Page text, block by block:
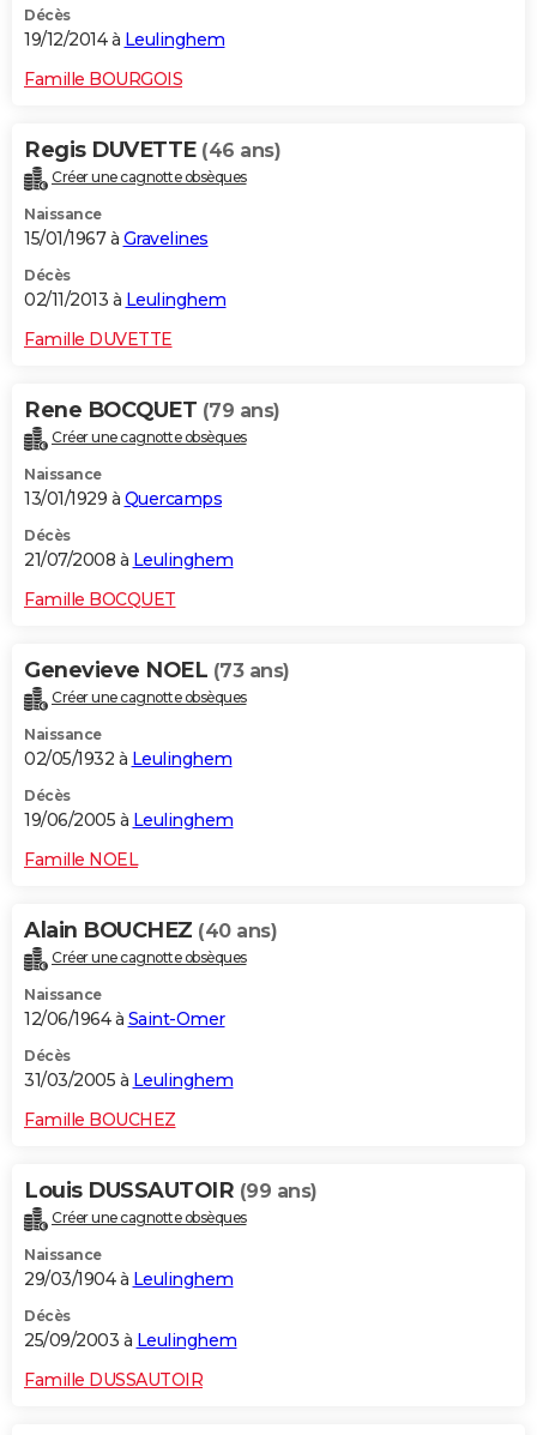
Décès
19/12/2014 à Leulinghem
Famille BOURGOIS
Regis DUVETTE (46 ans)
Créer une cagnotte obsèques
Naissance
15/01/1967 à Gravelines
Décès
02/11/2013 à Leulinghem
Famille DUVETTE
Rene BOCQUET (79 ans)
Créer une cagnotte obsèques
Naissance
13/01/1929 à Quercamps
Décès
21/07/2008 à Leulinghem
Famille BOCQUET
Genevieve NOEL (73 ans)
Créer une cagnotte obsèques
Naissance
02/05/1932 à Leulinghem
Décès
19/06/2005 à Leulinghem
Famille NOEL
Alain BOUCHEZ (40 ans)
Créer une cagnotte obsèques
Naissance
12/06/1964 à Saint-Omer
Décès
31/03/2005 à Leulinghem
Famille BOUCHEZ
Louis DUSSAUTOIR (99 ans)
Créer une cagnotte obsèques
Naissance
29/03/1904 à Leulinghem
Décès
25/09/2003 à Leulinghem
Famille DUSSAUTOIR